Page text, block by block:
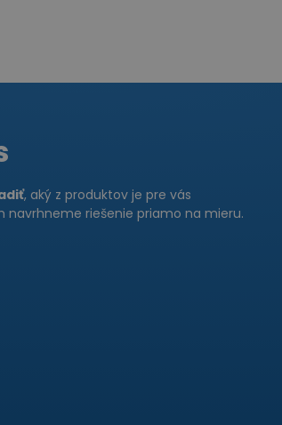
, aký z produktov je pre vás
riešenie priamo na mieru.